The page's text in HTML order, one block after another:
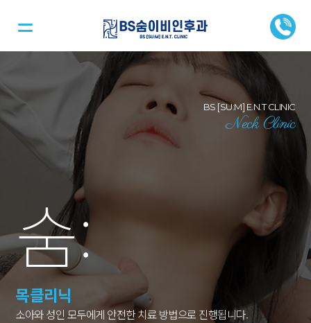
BS [SU:M] E.N.T CLINIC
Neck Clinic
숨:
목클리닉
소아와 성인 모두에게 안전한 치료 방법으로 진행됩니다.